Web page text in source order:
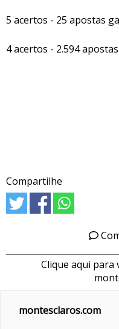
5 acertos - 25 apostas
4 acertos - 2.594
Compartilhe
Clique aqui para
montesclaros.com